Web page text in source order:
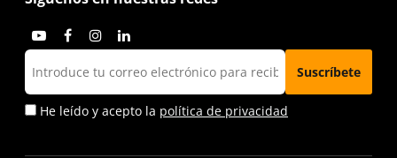
He leído y acepto la política de privacidad